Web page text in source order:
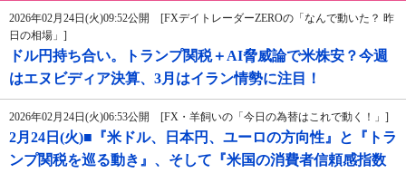
2026年02月24日(火)09:52公開 [FXデイトレーダーZEROの「なんで動いた？ 昨
日の相場」]
ドル円持ち合い。トランプ関税＋AI脅威論で米株安？今週
はエヌビディア決算、3月はイラン情勢に注目！
2026年02月24日(火)06:53公開 [FX・羊飼いの「今日の為替はこれで動く！」]
2月24日(火)■『米ドル、日本円、ユーロの方向性』と『トラ
ンプ関税を巡る動き』、そして『米国の消費者信頼感指数